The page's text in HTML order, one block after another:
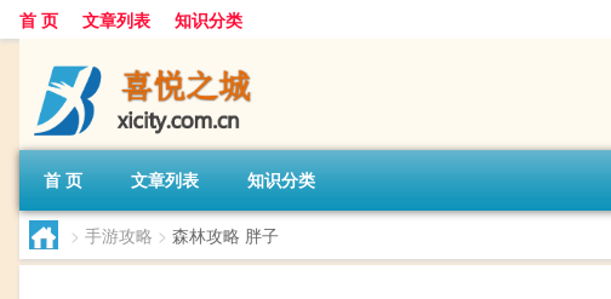
首 页 文章列表 知识分类
首 页 文章列表 知识分类
> 手游攻略 > 森林攻略 胖子